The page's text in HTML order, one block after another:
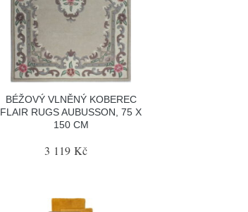
BÉŽOVÝ VLNĚNÝ KOBEREC
FLAIR RUGS AUBUSSON, 75 X
150 CM
3 119 Kč